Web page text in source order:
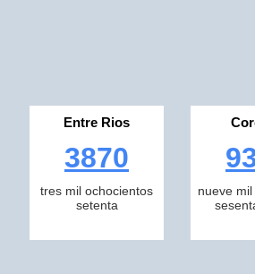
Entre Rios
3870
tres mil ochocientos
setenta
nueve